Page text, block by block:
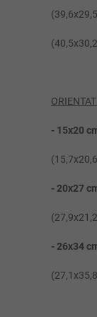
- 15x20
- 20x27
- 26x34